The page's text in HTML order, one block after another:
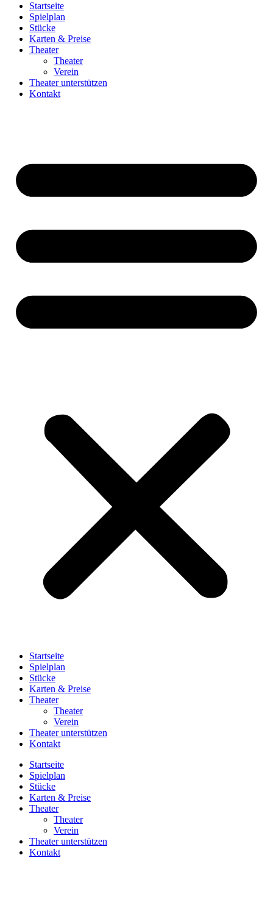
Startseite
Spielplan
Stücke
Karten & Preise
Theater
Theater
Verein
Theater unterstützen
Kontakt
Startseite
Spielplan
Stücke
Karten & Preise
Theater
Theater
Verein
Theater unterstützen
Kontakt
Startseite
Spielplan
Stücke
Karten & Preise
Theater
Theater
Verein
Theater unterstützen
Kontakt